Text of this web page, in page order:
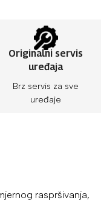
Originalni servis
uređaja
Brz servis za sve
uređaje
raspršivanja,